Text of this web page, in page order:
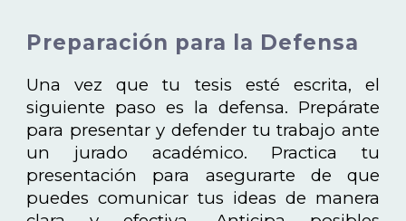
Preparación para la Defensa
Una vez que tu tesis esté escrita, el
siguiente paso es la defensa. Prepárate
para presentar y defender tu trabajo ante
un jurado académico. Practica tu
presentación para asegurarte de que
puedes comunicar tus ideas de manera